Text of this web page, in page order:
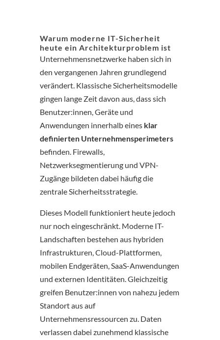
Warum moderne IT-Sicherheit
heute ein Architekturproblem ist
Unternehmensnetzwerke haben sich in
den vergangenen Jahren grundlegend
verändert. Klassische Sicherheitsmodelle
gingen lange Zeit davon aus, dass sich
Benutzer:innen, Geräte und
Anwendungen innerhalb eines klar
definierten Unternehmensperimeters
befinden. Firewalls,
Netzwerksegmentierung und VPN-
Zugänge bildeten dabei häufig die
zentrale Sicherheitsstrategie.
Dieses Modell funktioniert heute jedoch
nur noch eingeschränkt. Moderne IT-
Landschaften bestehen aus hybriden
Infrastrukturen, Cloud-Plattformen,
mobilen Endgeräten, SaaS-Anwendungen
und externen Identitäten. Gleichzeitig
greifen Benutzer:innen von nahezu jedem
Standort aus auf
Unternehmensressourcen zu. Daten
verlassen dabei zunehmend klassische